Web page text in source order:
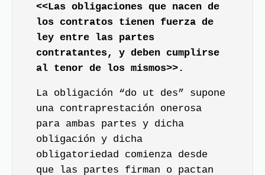
<<Las obligaciones que nacen de
los contratos tienen fuerza de
ley entre las partes
contratantes, y deben cumplirse
al tenor de los mismos>>.
La obligación “do ut des” supone
una contraprestación onerosa
para ambas partes y dicha
obligación y dicha
obligatoriedad comienza desde
que las partes firman o pactan